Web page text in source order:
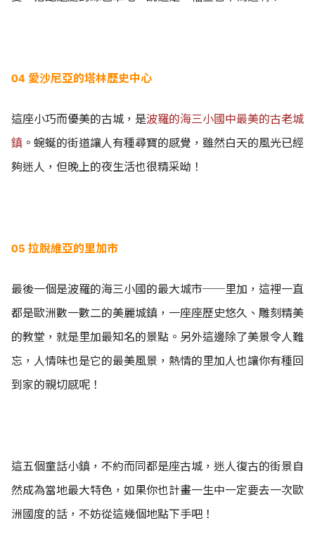
04 愛沙尼亞的塔林歷史中心
這座小巧而優美的古城，是波羅的海三小國中最美的古老城
鎮 。蜿蜒的街道讓人有種尋寶的感覺，雖然白天的風光已經
夠迷人，但晚上的夜生活也很精采呦！
05 拉脫維亞的里加市
最後一個是波羅的海三小國的最大城市──里加，這裡一直
都是歐洲數一數二的美麗城鎮，一座座歷史悠久、雕刻精美
的教堂，就是里加最知名的景點。另外這邊除了美景令人難
忘，人情味也是它的最美風景，熱情的里加人也讓你有種回
到家的親切感呢！
這五個童話小鎮，不約而同都是座古城，迷人復古的街景自
然成為當地最大特色，如果你也計畫一生中一定要去一次歐
洲國度的話，不妨從這幾個地點下手吧！